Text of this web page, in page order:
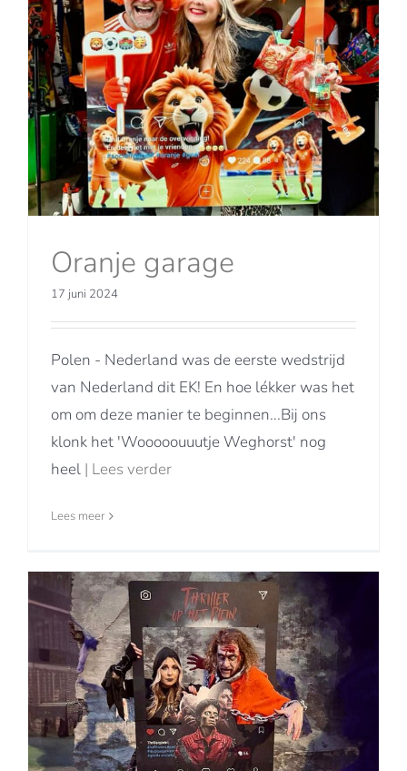
Oranje garage
17 juni 2024
Polen - Nederland was de eerste wedstrijd
van Nederland dit EK! En hoe lékker was het
om om deze manier te beginnen...Bij ons
klonk het 'Wooooouuutje Weghorst' nog
heel | Lees verder
Lees meer